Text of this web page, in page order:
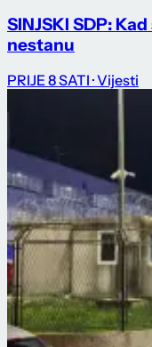
SINJSKI SDP:
nestanu
PRIJE 8 SATI · Vijesti